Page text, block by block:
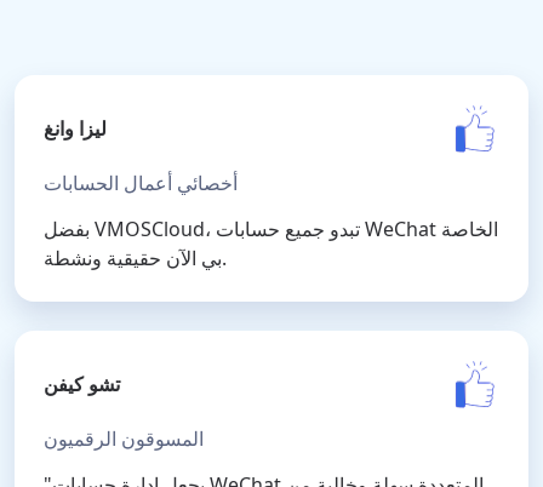
ليزا وانغ
أخصائي أعمال الحسابات
بفضل VMOSCloud، تبدو جميع حسابات WeChat الخاصة
بي الآن حقيقية ونشطة.
تشو كيفن
المسوقون الرقميون